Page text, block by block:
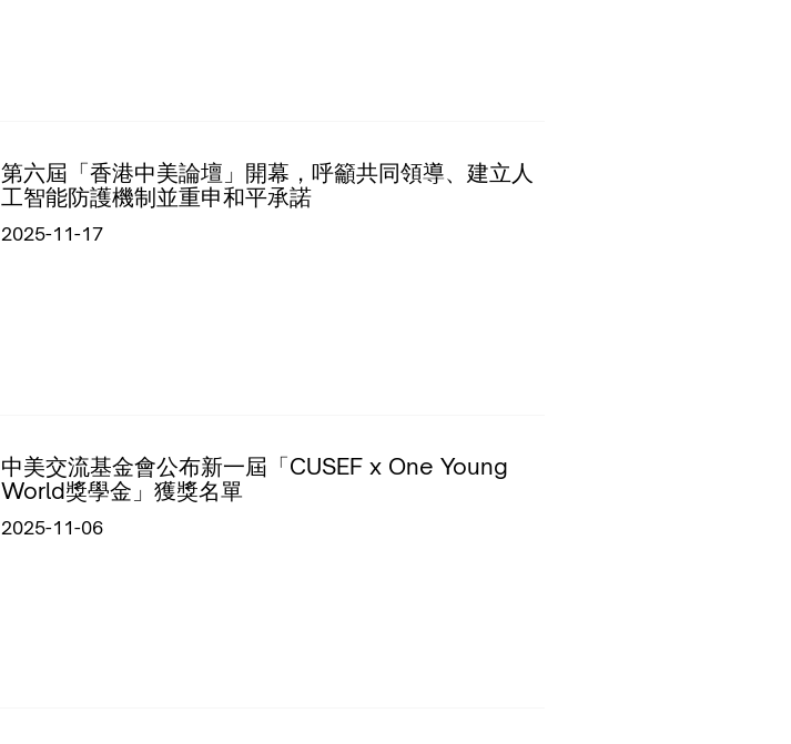
第六屆「香港中美論壇」開幕，呼籲共同領導、建立人
工智能防護機制並重申和平承諾
2025-11-17
中美交流基金會公布新一屆「CUSEF x One Young
World獎學金」獲獎名單
2025-11-06